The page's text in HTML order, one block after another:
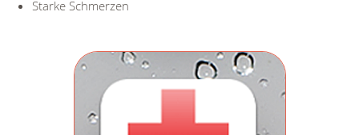
Starke Schmerzen